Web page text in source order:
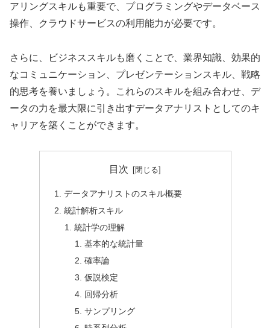
アリングスキルも重要で、プログラミングやデータベース
操作、クラウドサービスの利用能力が必要です。
さらに、ビジネススキルも磨くことで、業界知識、効果的
なコミュニケーション、プレゼンテーションスキル、戦略
的思考を養いましょう。これらのスキルを組み合わせ、デ
ータの力を最大限に引き出すデータアナリストとしてのキ
ャリアを築くことができます。
目次
データアナリストのスキル概要
統計解析スキル
統計学の理解
基本的な統計量
確率論
仮説検定
回帰分析
サンプリング